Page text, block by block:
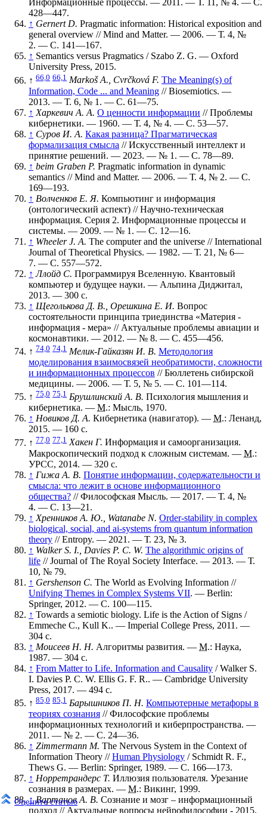
Оцените статью
Информационные процессы. — 2011. — Т. 11 , № 4. — С.
428—447.
↑ Gernert D. Pragmatic information: Historical exposition and
general overview // Mind and Matter. — 2006. — Т. 4, №
2. — С. 141—167.
↑ Semantics versus Pragmatics / Szabo Z. G. — Oxford
University Press, 2015.
↑ 66,0 66,1 Markoš A., Cvrčková F. The Meaning(s) of
Information, Code ... and Meaning // Biosemiotics. —
2013. — Т. 6, № 1 . — С. 61—75.
↑ Харкевич А. А. О ценности информации // Проблемы
кибернетики. — 1960. — Т. 4, № 4. — С. 53—57.
↑ Суров И. А. Какая разница? Прагматическая
формализация смысла // Искусственный интеллект и
принятие решений. — 2023. — № 1 . — С. 78—89.
↑ beim Graben P. Pragmatic information in dynamic
semantics // Mind and Matter. — 2006. — Т. 4, № 2. — С.
169—193.
↑ Волченков Е. Я. Компьютинг и информация
(онтологический аспект) // Научно-техническая
информация. Серия 2. Информационные процессы и
системы. — 2009. — № 1 . — С. 12—16.
↑ Wheeler J. A. The computer and the universe // International
Journal of Theoretical Physics. — 1982. — Т. 21 , № 6—
7. — С. 557—572.
↑ Ллойд С. Программируя Вселенную. Квантовый
компьютер и будущее науки. — Альпина Диджитал,
2013. — 300 с.
↑ Щеголькова Д. В., Орешкина Е. И. Вопрос
состоятельности принципа триединства «Материя -
информация - мера» // Актуальные проблемы авиации и
космонавтики. — 2012. — № 8. — С. 455—456.
↑ 74,0 74,1 Мелик-Гайказян И. В. Методология
моделирования взаимосвязей необратимости, сложности
и информационных процессов // Бюллетень сибирской
медицины. — 2006. — Т. 5, № 5. — С. 101—114.
↑ 75,0 75,1 Брушлинский А. В. Психология мышления и
кибернетика. — М.: Мысль, 1970.
↑ Новиков Д. А. Кибернетика (навигатор). — М.: Ленанд,
2015. — 160 с.
↑ 77,0 77,1 Хакен Г. Информация и самоорганизация.
Макроскопический подход к сложным системам. — М.:
УРСС, 2014. — 320 с.
↑ Гижа А. В. Понятие информации, содержательности и
смысла: что лежит в основе информационного
общества? // Философская Мысль. — 2017. — Т. 4, №
4. — С. 13—21 .
↑ Хренников А. Ю., Watanabe N. Order-stability in complex
biological, social, and ai-systems from quantum information
theory // Entropy. — 2021. — Т. 23, № 3.
↑ Walker S. I., Davies P. C. W. The algorithmic origins of
life // Journal of The Royal Society Interface. — 2013. — Т.
10, № 79.
↑ Gershenson C. The World as Evolving Information //
Unifying Themes in Complex Systems VII. — Berlin:
Springer, 2012. — С. 100—115.
↑ Towards a semiotic biology. Life is the Action of Signs /
Emmeche C., Kull K.. — Imperial College Press, 2011. —
304 с.
↑ Моисеев Н. Н. Алгоритмы развития. — М.: Наука,
1987. — 304 с.
↑ From Matter to Life. Information and Causality / Walker S.
I. Davies P. C. W. Ellis G. F. R.. — Cambridge University
Press, 2017. — 494 с.
↑ 85,0 85,1 Барышников П. Н. Компьютерные метафоры в
теориях сознания // Философские проблемы
информационных технологий и киберпространства. —
2011. — № 2. — С. 24—36.
↑ Zimmermann M. The Nervous System in the Context of
Information Theory //Human Physiology / Schmidt R. F.,
Thews G. — Berlin: Springer, 1989. — С. 166—173.
↑ Норретрандерс Т. Иллюзия пользователя. Урезание
сознания в размерах. — М.: Викинг, 1999.
↑ Вартанов А. В. Сознание и мозг – информационный
подход // Актуальные вопросы нейрофилософии - 2015.